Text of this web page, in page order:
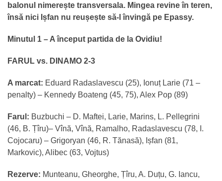
balonul nimerește transversala. Mingea revine în teren,
însă nici Ișfan nu reușește să-l învingă pe Epassy.
Minutul 1 – A început partida de la Ovidiu!
FARUL vs. DINAMO 2-3
A marcat: Eduard Radaslavescu (25), Ionuț Larie (71 –
penalty) – Kennedy Boateng (45, 75), Alex Pop (89)
Farul: Buzbuchi – D. Maftei, Larie, Marins, L. Pellegrini
(46, B. Țîru)– Vînă, Vînă, Ramalho, Radaslavescu (78, I.
Cojocaru) – Grigoryan (46, R. Tănasă), Ișfan (81,
Markovic), Alibec (63, Vojtus)
Rezerve: Munteanu, Gheorghe, Țîru, A. Duțu, G. Iancu,